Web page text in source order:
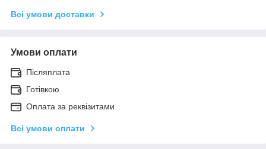
Всі умови доставки
Умови оплати
Післяплата
Готівкою
Оплата за реквізитами
Всі умови оплати